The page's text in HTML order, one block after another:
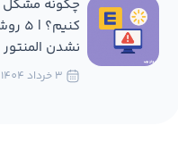
چگونه مشکل
نشدن المنتور